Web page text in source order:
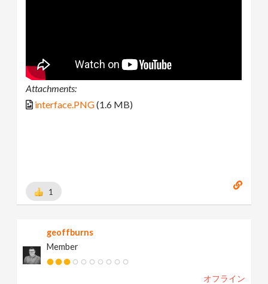
Attachments:
interface.PNG(1.6 MB)
1
geoffburns
Member
オフライン